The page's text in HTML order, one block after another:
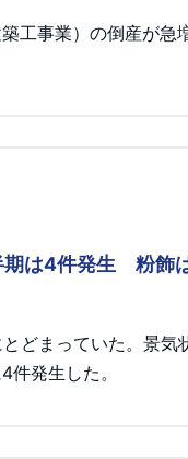
工事業）の倒産が
は4件発生 粉飾
どまっていた。景
発生した。